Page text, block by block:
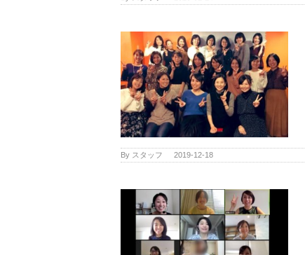
By スタッフ 2019-12-18